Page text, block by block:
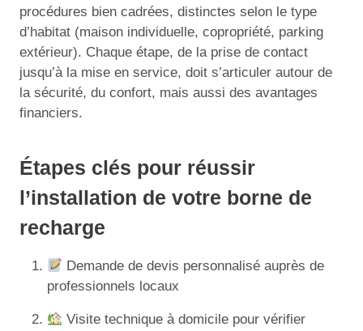
procédures bien cadrées, distinctes selon le type
d’habitat (maison individuelle, copropriété, parking
extérieur). Chaque étape, de la prise de contact
jusqu’à la mise en service, doit s’articuler autour de
la sécurité, du confort, mais aussi des avantages
financiers.
Étapes clés pour réussir
l’installation de votre borne de
recharge
Demande de devis personnalisé auprès de
professionnels locaux
Visite technique à domicile pour vérifier